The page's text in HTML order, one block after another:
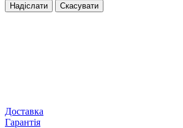
Надіслати Скасувати
Доставка
Гарантія